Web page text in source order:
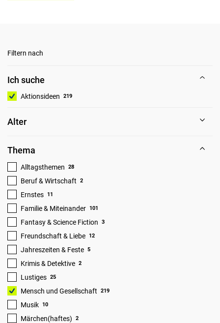
Filtern nach
Ich suche
Aktionsideen 219
Alter
Thema
Alltagsthemen 28
Beruf & Wirtschaft 2
Ernstes 11
Familie & Miteinander 101
Fantasy & Science Fiction 3
Freundschaft & Liebe 12
Jahreszeiten & Feste 5
Krimis & Detektive 2
Lustiges 25
Mensch und Gesellschaft 219
Musik 10
Märchen(haftes) 2